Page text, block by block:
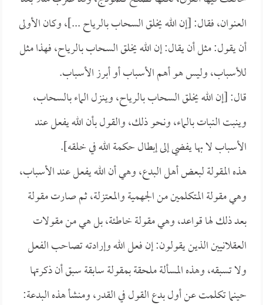
العنوان، فقال: [إن الله يخلق السحاب بالرياح ...]، وكان الأولى
أن يقول: مثل أن يقال: إن الله يخلق السحاب بالرياح، فهذا مثل
للأسباب، وليس هو أهم الأسباب أو أبرز الأسباب.
قال: [إن الله يخلق السحاب بالرياح، وينزل الماء بالسحاب،
وينبت النبات بالماء، ونحو ذلك، والقول بأن الله يفعل عند
الأسباب لا بها يفضي إلى إبطال حكمة الله في خلقه].
هذه المقولة لبعض أهل البدع، وهي أن الله يفعل عند الأسباب،
وهي مقولة المتكلمين من الجهمية والمعتزلة، ثم صارت مقولة
بعد ذلك لها قواعد، وهي مقولة خاطئة، بل هي من مقولات
العقلانيين الذين يقولون: إن فعل الله وإرادته تصاحب الفعل
ولا تسبقه، وهذه المسألة ملحقة بمقولة سابقة سبق أن ذكرتها
حينما تكلمت عن أول بدع القول في القدر، ومنشأ هذه البدعة: